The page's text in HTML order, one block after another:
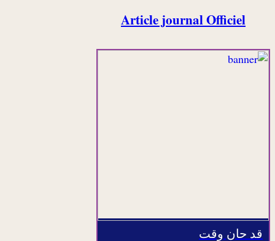
Article journal Officiel
قد حان وقت